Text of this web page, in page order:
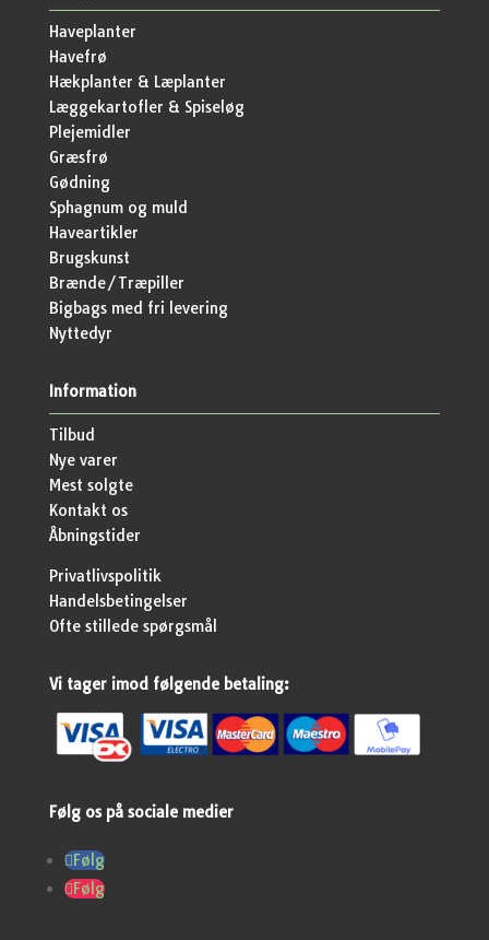
Haveplanter
Havefrø
Hækplanter & Læplanter
Læggekartofler & Spiseløg
Plejemidler
Græsfrø
Gødning
Sphagnum og muld
Haveartikler
Brugskunst
Brænde/Træpiller
Bigbags med fri levering
Nyttedyr
Information
Tilbud
Nye varer
Mest solgte
Kontakt os
Åbningstider
Privatlivspolitik
Handelsbetingelser
Ofte stillede spørgsmål
Vi tager imod følgende betaling:
Følg os på sociale medier
Følg
Følg